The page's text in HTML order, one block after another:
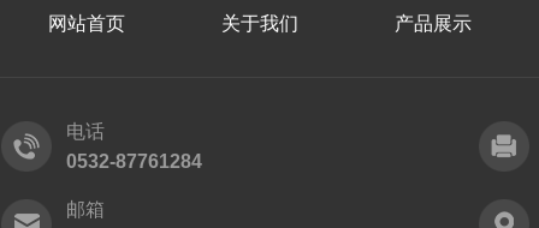
网站首页 关于我们 产品展示
电话
0532-87761284
邮箱